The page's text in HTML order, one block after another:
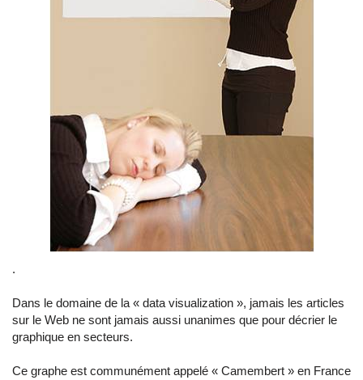
.
Dans le domaine de la « data visualization », jamais les articles
sur le Web ne sont jamais aussi unanimes que pour décrier le
graphique en secteurs.
Ce graphe est communément appelé « Camembert » en France